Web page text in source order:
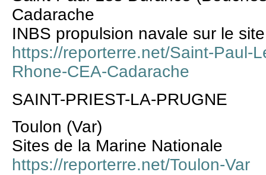
Cadarache
INBS propulsion navale sur le
https://reporterre.net/Saint-Paul-
Rhone-CEA-Cadarache
SAINT-PRIEST-LA-PRUGNE
Toulon (Var)
Sites de la Marine Nationale
https://reporterre.net/Toulon-Var